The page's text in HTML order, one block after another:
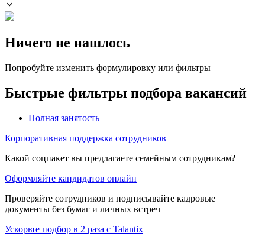
Ничего не нашлось
Попробуйте изменить формулировку или фильтры
Быстрые фильтры подбора вакансий
Полная занятость
Корпоративная поддержка сотрудников
Какой соцпакет вы предлагаете семейным сотрудникам?
Оформляйте кандидатов онлайн
Проверяйте сотрудников и подписывайте кадровые
документы без бумаг и личных встреч
Ускорьте подбор в 2 раза с Talantix